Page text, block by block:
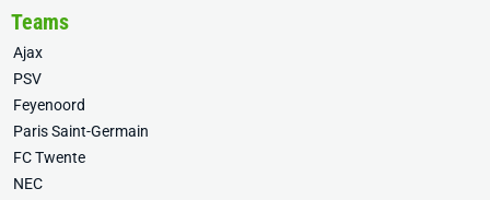
Teams
Ajax
PSV
Feyenoord
Paris Saint-Germain
FC Twente
NEC